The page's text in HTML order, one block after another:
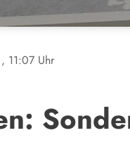
, 11:07 Uhr